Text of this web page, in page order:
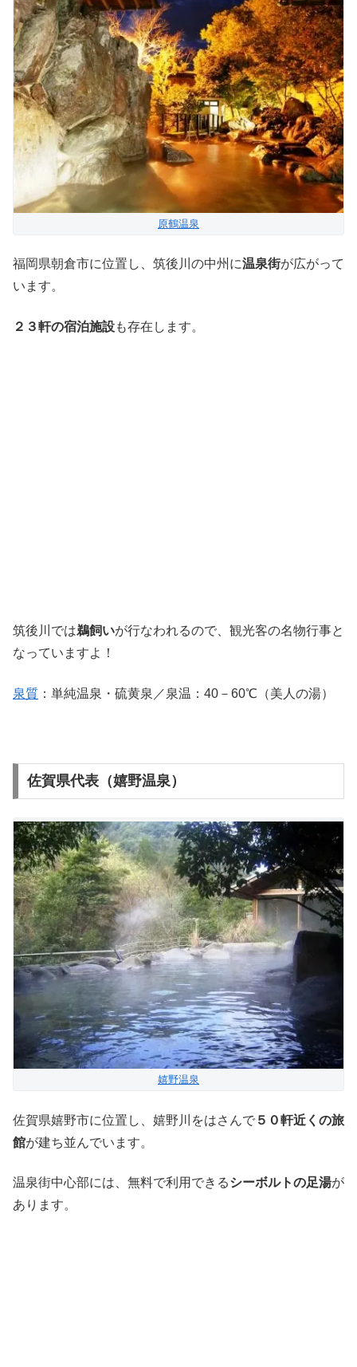
原鶴温泉
福岡県朝倉市に位置し、筑後川の中州に温泉街が広がって
います。
２３軒の宿泊施設も存在します。
筑後川では鵜飼いが行なわれるので、観光客の名物行事と
なっていますよ！
泉質 ：単純温泉・硫黄泉／泉温：40－60℃（美人の湯）
佐賀県代表（嬉野温泉）
嬉野温泉
佐賀県嬉野市に位置し、嬉野川をはさんで ５０軒近くの旅
館が建ち並んでいます。
温泉街中心部には、無料で利用できるシーボルトの足湯が
あります。